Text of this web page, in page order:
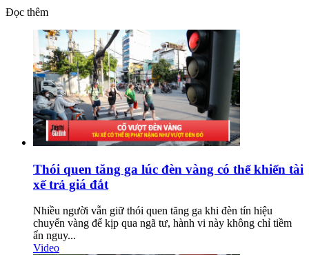
Đọc thêm
Thói quen tăng ga lúc đèn vàng có thể khiến tài
xế trả giá đắt
Nhiều người vẫn giữ thói quen tăng ga khi đèn tín hiệu
chuyển vàng để kịp qua ngã tư, hành vi này không chỉ tiềm
ẩn nguy...
Video